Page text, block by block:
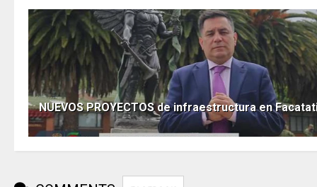
NUEVOS PROYECTOS de infraestructura en